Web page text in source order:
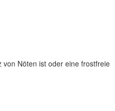
Nöten ist oder eine frostfreie